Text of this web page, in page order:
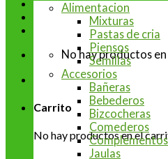
No hay productos
Carrito
No hay productos en el
Alimentacion
Mixturas
Pastas de cria
Piensos
Semillas
Accesorios
Bañeras
Bebederos
Bizcocheras
Comederos
Jaulas